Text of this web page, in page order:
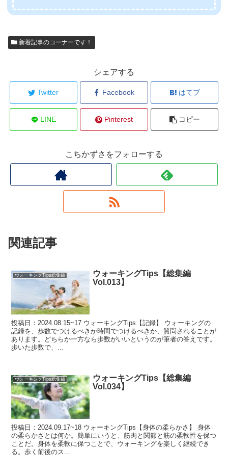
新着記事のコーナーです！
シェアする
Twitter Facebook はてブ
LINE Pinterest コピー
こちかずさをフォローする
関連記事
ウォーキングTips総集編
ウォーキングTips【総集編
Vol.013】
投稿日：2024.08.15~17 ウォーキングTips【記録】 ウォーキングの
記録を、歩数でつけるべきか時間でつけるべきか、質問されることが
あります。どちらか一方なら歩数がいいというのが筆者の答えです。
歩いた歩数で、...
ウォーキングTips総集編
ウォーキングTips【総集編
Vol.034】
投稿日：2024.09.17~18 ウォーキングTips【身体の柔らかさ】 身体
の柔らかさとは何か。簡単にいうと、筋肉と関節と筋の柔軟性を保つ
ことだ。身体を柔軟に保つことで、ウォーキングを楽しく継続でき
る。歩く前後のス...